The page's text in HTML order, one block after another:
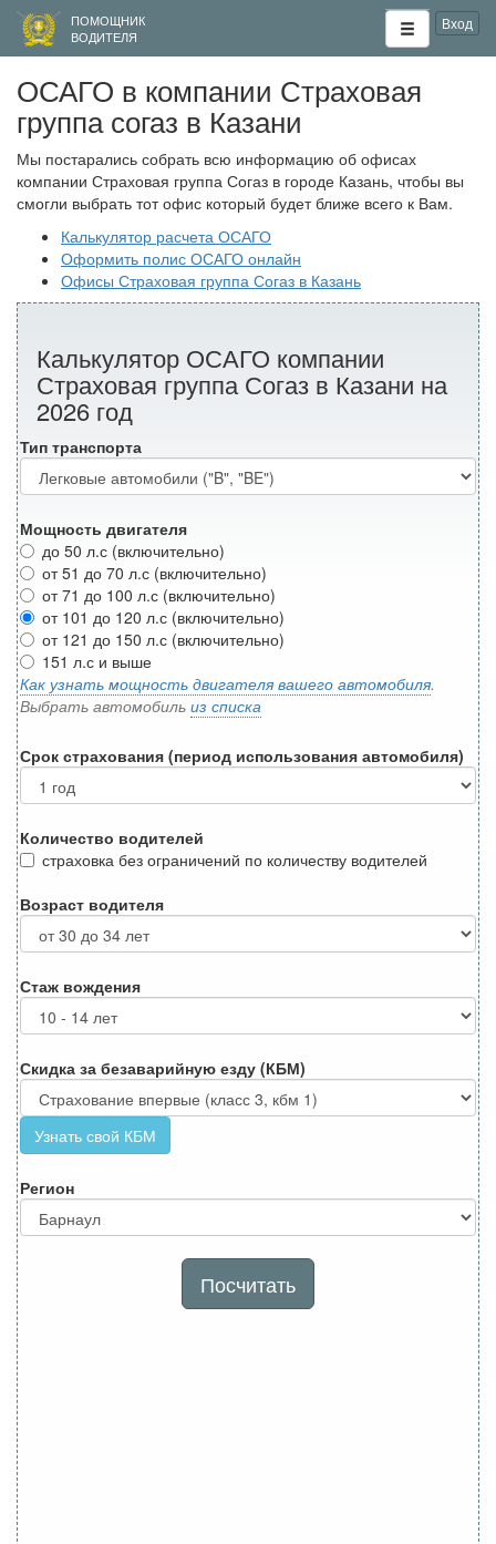
ПОМОЩНИК
ВОДИТЕЛЯ
Вход
ОСАГО в компании Страховая
группа согаз в Казани
Мы постарались собрать всю информацию об офисах
компании Страховая группа Согаз в городе Казань, чтобы вы
смогли выбрать тот офис который будет ближе всего к Вам.
Калькулятор расчета ОСАГО
Оформить полис ОСАГО онлайн
Офисы Страховая группа Согаз в Казань
Калькулятор ОСАГО компании
Страховая группа Согаз в Казани на
2026 год
Тип транспорта
Мощность двигателя
до 50 л.с (включительно)
от 51 до 70 л.с (включительно)
от 71 до 100 л.с (включительно)
от 101 до 120 л.с (включительно)
от 121 до 150 л.с (включительно)
151 л.с и выше
Как узнать мощность двигателя вашего автомобиля.
Выбрать автомобиль из списка
Срок страхования (период использования автомобиля)
Количество водителей
страховка без ограничений по количеству водителей
Возраст водителя
Стаж вождения
Скидка за безаварийную езду (КБМ)
Узнать свой КБМ
Регион
Посчитать